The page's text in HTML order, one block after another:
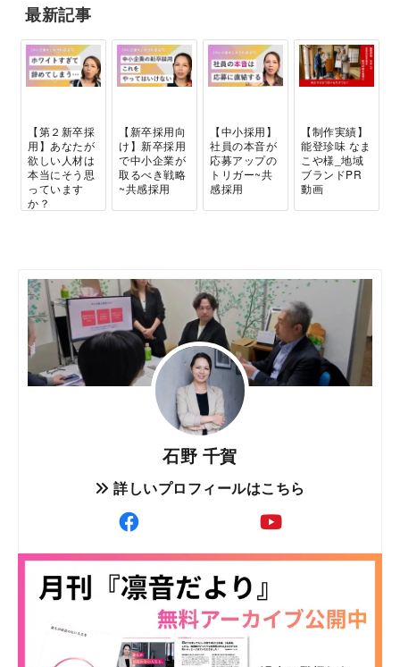
最新記事
【第２新卒採
用】あなたが
欲しい人材は
本当にそう思
っています
か？
【新卒採用向
け】新卒採用
で中小企業が
取るべき戦略
~共感採用
【中小採用】
社員の本音が
応募アップの
トリガー~共
感採用
【制作実績】
能登珍味 なま
こや様_地域
ブランドPR
動画
石野 千賀
詳しいプロフィールはこちら